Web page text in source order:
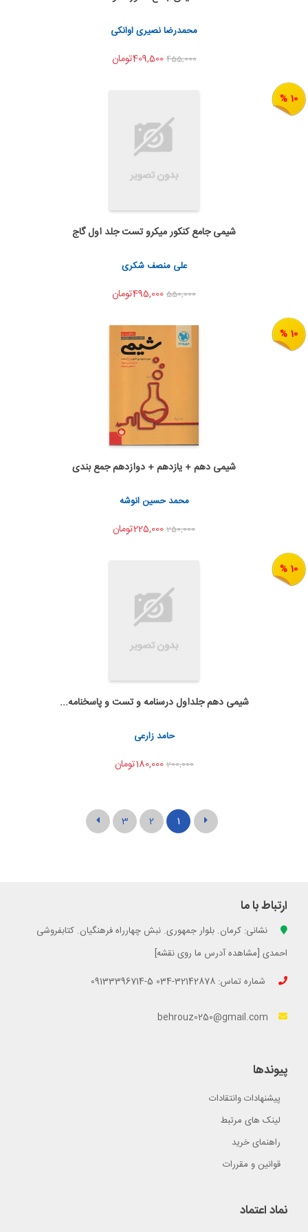
اشتراک گذاری
محمدرضا نصیری اوانکی
455,000409,500تومان
10 %
به من اطلاع بده
اشتراک گذاری
شیمی جامع کنکور میکرو تست جلد اول گاج
علی منصف شکری
550,000
10 %
به من اطلاع بده
اشتراک گذاری
شیمی دهم + یازدهم + دوازدهم جمع بندی
محمد حسین انوشه
250,000
10 %
به من اطلاع بده
اشتراک گذاری
شیمی دهم جلداول درسنامه و تست و پاسخنامه...
حامد زارعی
200,000180,000تومان
1
2
3
ارتباط با ما
نشانی: کرمان. بلوار جمهوری. نبش چهارراه فرهنگیان. کتابفروشی
احمدی [مشاهده آدرس ما روی نقشه]
شماره تماس: 32142878-034 5-09133396714
behrouz0250@gmail.com
پیوندها
پیشنهادات وانتقادات
لینک های مرتبط
راهنمای خرید
قوانین و مقررات
نماد اعتماد